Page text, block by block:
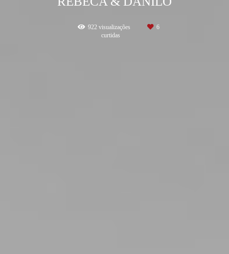
922 visualizações
6
curtidas